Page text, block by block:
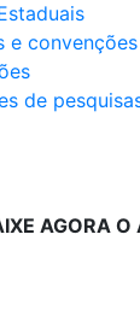
e convenções
de
AGORA O